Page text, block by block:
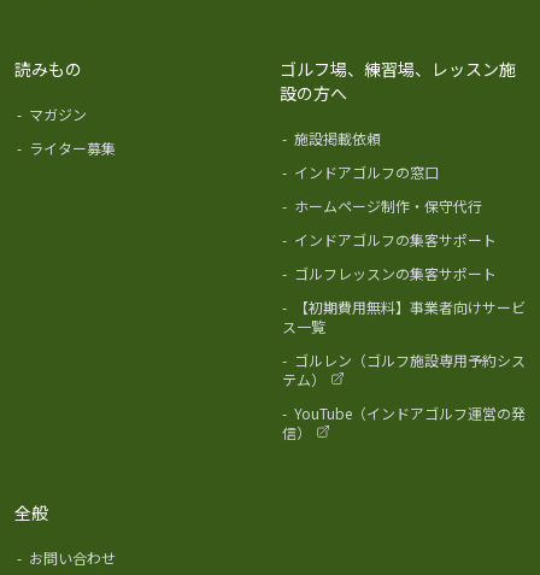
読みもの
- マガジン
- ライター募集
ゴルフ場、練習場、レッスン施
設の方へ
- 施設掲載依頼
- インドアゴルフの窓口
- ホームページ制作・保守代行
- インドアゴルフの集客サポート
- ゴルフレッスンの集客サポート
-
【初期費用無料】事業者向けサービ
ス一覧
- ゴルレン（ゴルフ施設専用予約シス
テム）
- YouTube（インドアゴルフ運営の発
信）
全般
- お問い合わせ